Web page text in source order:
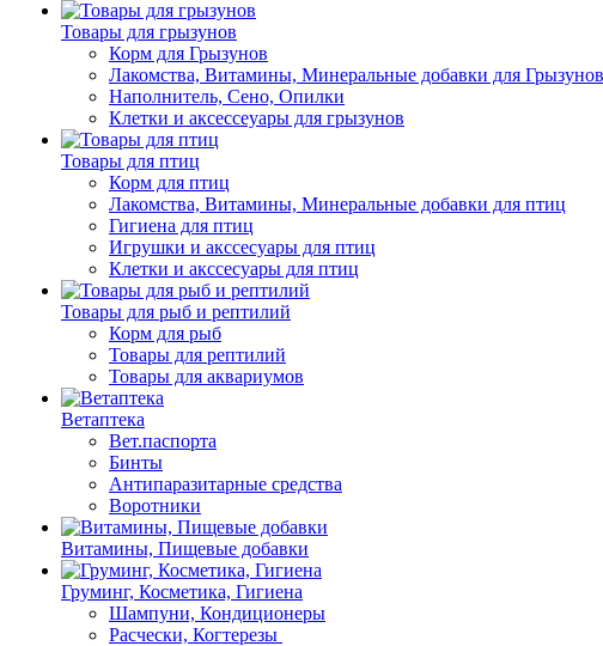
Товары для грызунов
Корм для Грызунов
Лакомства, Витамины, Минеральные добавки для Грызунов
Наполнитель, Сено, Опилки
Клетки и аксессеуары для грызунов
Товары для птиц
Корм для птиц
Лакомства, Витамины, Минеральные добавки для птиц
Гигиена для птиц
Игрушки и акссесуары для птиц
Клетки и акссесуары для птиц
Товары для рыб и рептилий
Корм для рыб
Товары для рептилий
Товары для аквариумов
Ветаптека
Вет.паспорта
Бинты
Антипаразитарные средства
Воротники
Витамины, Пищевые добавки
Груминг, Косметика, Гигиена
Шампуни, Кондиционеры
Расчески, Когтерезы